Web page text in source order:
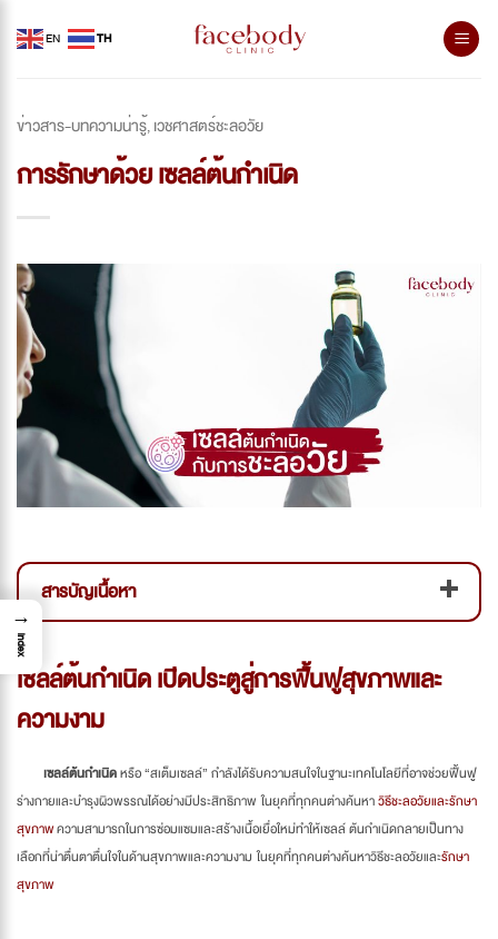
EN TH
ข่าวสาร-บทความน่ารู้,เวชศาสตร์ชะลอวัย
การรักษาด้วย เซลล์ต้นกำเนิด
สารบัญเนื้อหา
เซลล์ต้นกำเนิด เปิดประตูสู่การฟื้นฟูสุขภาพและ
ความงาม
เซลล์ต้นกำเนิดหรือ “สเต็มเซลล์” กำลังได้รับความสนใจในฐานะเทคโนโลยีที่อาจช่วยฟื้นฟู
ร่างกายและบำรุงผิวพรรณได้อย่างมีประสิทธิภาพ ในยุคที่ทุกคนต่างค้นหาวิธีชะลอวัยและรักษา
สุขภาพความสามารถในการซ่อมแซมและสร้างเนื้อเยื่อใหม่ทำให้เซลล์ ต้นกำเนิดกลายเป็นทาง
เลือกที่น่าตื่นตาตื่นใจในด้านสุขภาพและความงาม ในยุคที่ทุกคนต่างค้นหาวิธีชะลอวัยและรักษา
สุขภาพ
→
Index